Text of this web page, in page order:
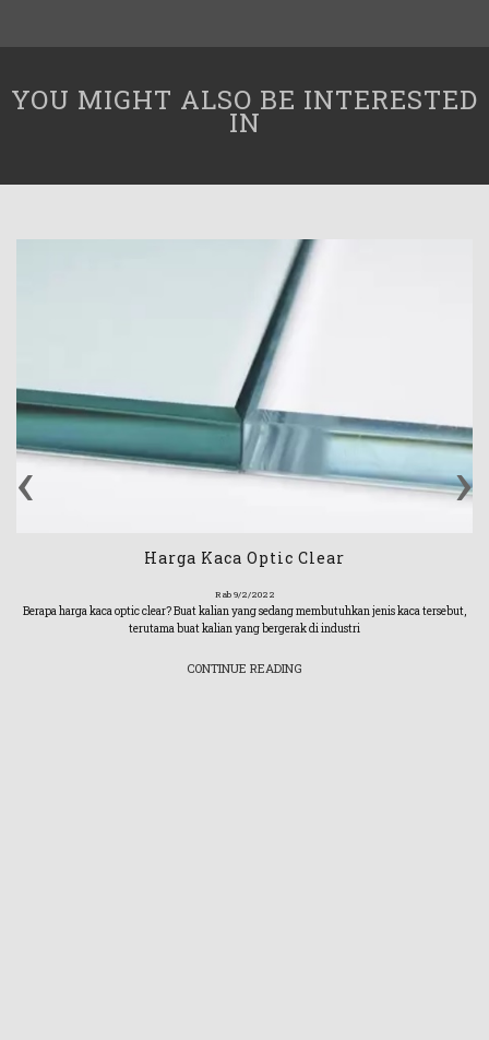
YOU MIGHT ALSO BE INTERESTED
IN
Harga Kaca Optic Clear
Rab 9/2/2022
Berapa harga kaca optic clear? Buat kalian yang sedang membutuhkan jenis kaca tersebut,
terutama buat kalian yang bergerak di industri
CONTINUE READING
‹ ›